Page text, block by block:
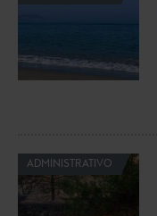
ADMINISTRATIVO